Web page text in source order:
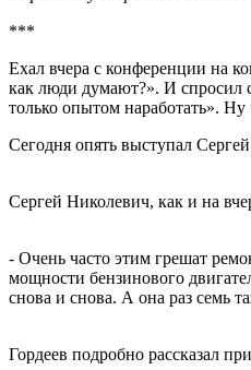
***
Ехал вчера с конференции на
как люди думают?». И спросил
только опытом наработать».
Сегодня опять выступал
Сергей Николевич, как и на
- Очень часто этим грешат
мощности бензинового
снова и снова. А она раз семь
Гордеев подробно рассказал